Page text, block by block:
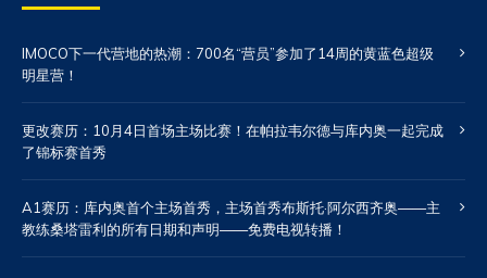
IMOCO下一代营地的热潮：700名“营员”参加了14周的黄蓝色超级
明星营！
更改赛历：10月4日首场主场比赛！在帕拉韦尔德与库内奥一起完成
了锦标赛首秀
A1赛历：库内奥首个主场首秀，主场首秀布斯托·阿尔西齐奥——主
教练桑塔雷利的所有日期和声明——免费电视转播！